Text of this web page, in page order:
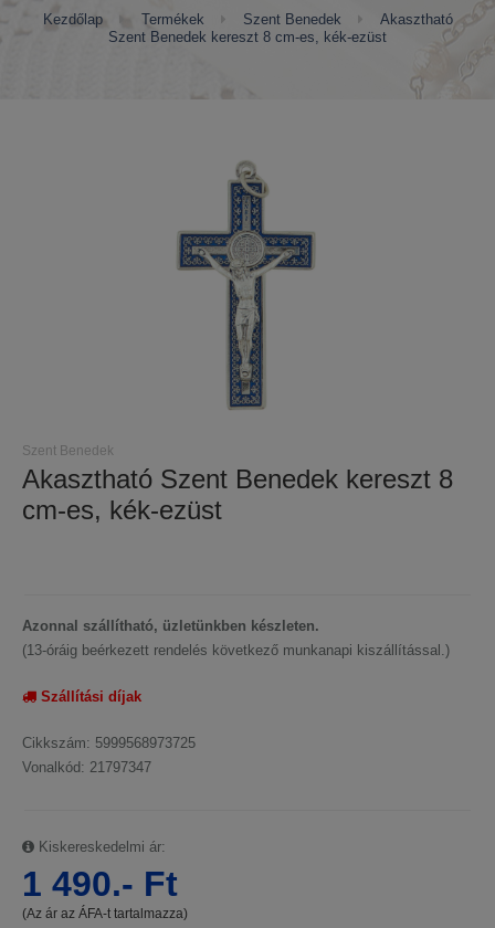
Kezdőlap Termékek Szent Benedek
Akasztható
Szent Benedek kereszt 8 cm-es, kék-ezüst
Szent Benedek
Akasztható Szent Benedek kereszt 8
cm-es, kék-ezüst
Azonnal szállítható, üzletünkben készleten.
(13-óráig beérkezett rendelés következő munkanapi kiszállítással.)
Szállítási díjak
Cikkszám: 5999568973725
Vonalkód: 21797347
Kiskereskedelmi ár:
1 490.- Ft
(Az ár az ÁFA-t tartalmazza)